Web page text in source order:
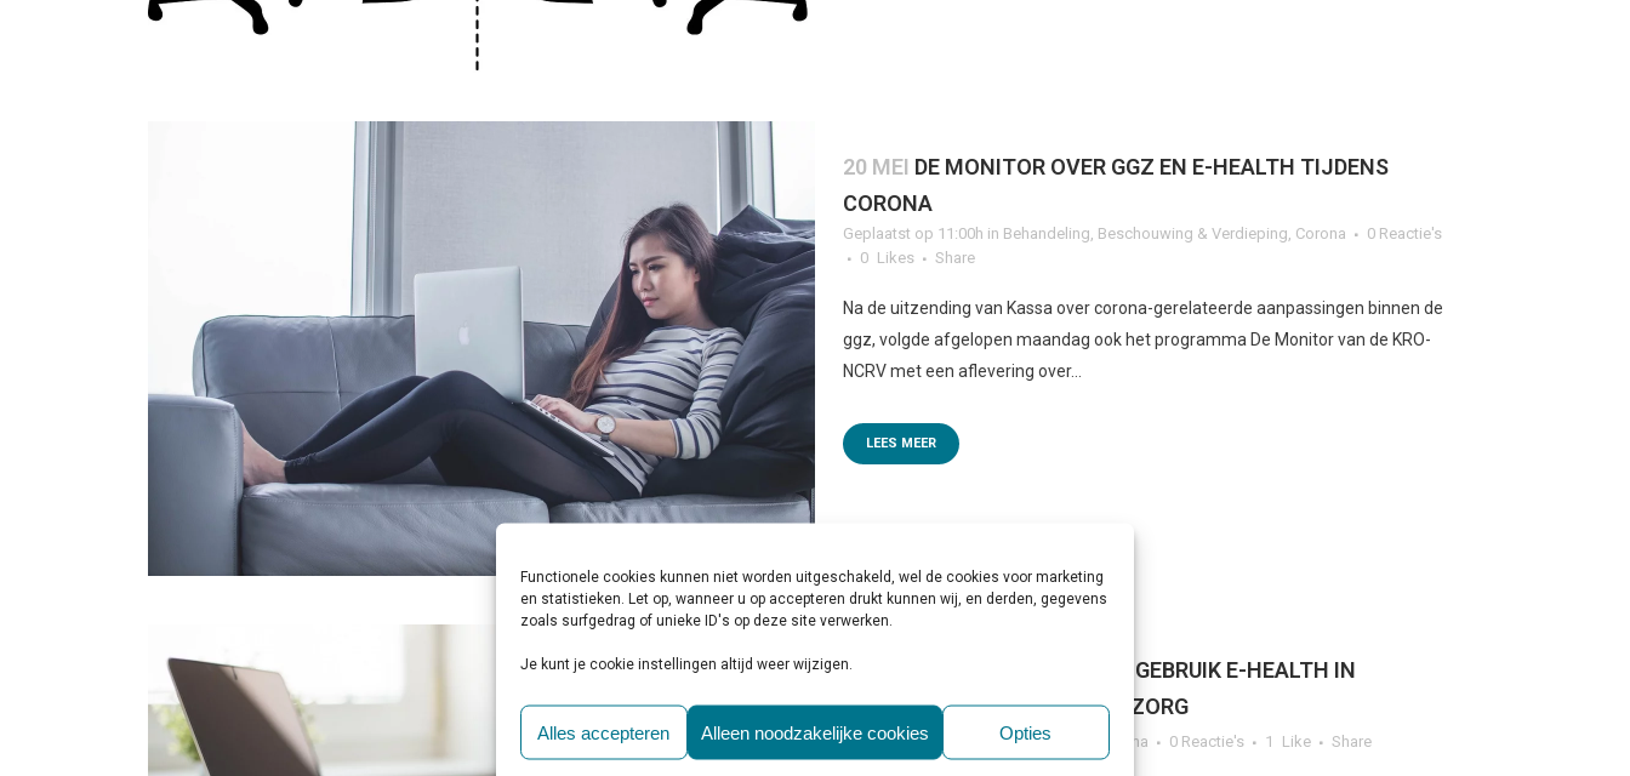
Functionele cookies kunnen niet worden uitgeschakeld, wel de cookies voor marketing
en statistieken. Let op, wanneer u op accepteren drukt kunnen wij, en derden, gegevens
zoals surfgedrag of unieke ID's op deze site verwerken.
Je kunt je cookie instellingen altijd weer wijzigen.
Alles accepteren Alleen noodzakelijke cookies Opties
20 MEI DE MONITOR OVER GGZ EN E-HEALTH TIJDENS
CORONA
Geplaatst op 11:00h in Behandeling, Beschouwing & Verdieping, Corona
0 Reactie's
0 Likes Share
Na de uitzending van Kassa over corona-gerelateerde aanpassingen binnen de
ggz, volgde afgelopen maandag ook het programma De Monitor van de KRO-
NCRV met een aflevering over...
LEES MEER
31 MRT
FLINKE TOENAME IN GEBRUIK E-HEALTH IN
GEESTELIJKE GEZONDHEIDSZORG
Geplaatst op 11:00h inBehandeling Corona 0 Reactie's 1 Like Share